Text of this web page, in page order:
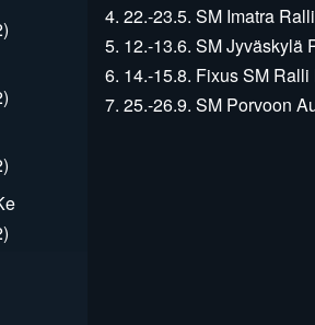
4. 22.-23.5. SM Imatra
5. 12.-13.6. SM Jyväskylä
6. 14.-15.8. Fixus SM Ralli
7. 25.-26.9. SM Porvoon